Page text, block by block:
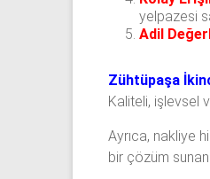
yelpazesi
Adil
Zühtüpaşa
Kaliteli, işlevsel
Ayrıca, nakliye
bir çözüm sunan